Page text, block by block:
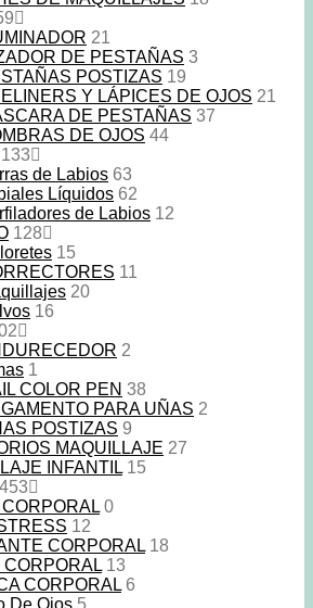
21
DE PESTAÑAS 3
POSTIZAS 19
Y LÁPICES DE OJOS 21
DE PESTAÑAS 37
DE OJOS 44
133
de Labios 63
Líquidos 62
de Labios 12
128
15
11
20
16
2
1
COLOR PEN 38
PARA UÑAS 2
POSTIZAS 9
MAQUILLAJE 27
INFANTIL 15
453
0
12
CORPORAL 18
CORPORAL 13
CORPORAL 6
De Ojos 5